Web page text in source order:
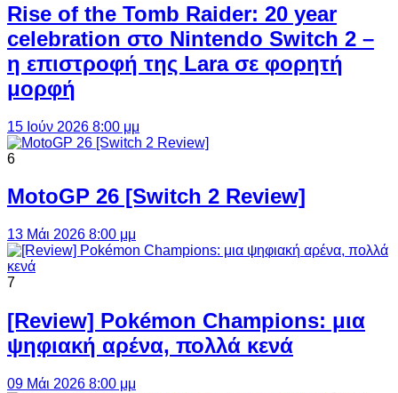
Rise of the Tomb Raider: 20 year
celebration στο Nintendo Switch 2 –
η επιστροφή της Lara σε φορητή
μορφή
15 Ιούν 2026 8:00 μμ
6
MotoGP 26 [Switch 2 Review]
13 Μάι 2026 8:00 μμ
7
[Review] Pokémon Champions: μια
ψηφιακή αρένα, πολλά κενά
09 Μάι 2026 8:00 μμ